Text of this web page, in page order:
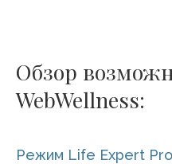
Обзор
WebWellness:
Режим Life Expert